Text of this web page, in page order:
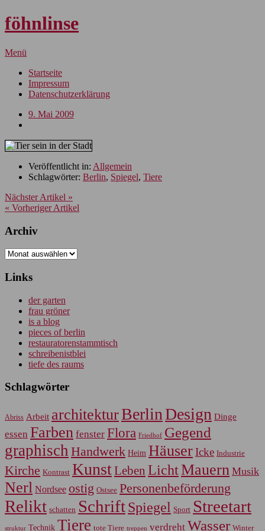
föhnlinse
Menü
Startseite
Impressum
Datenschutzerklärung
9. Mai 2009
Veröffentlicht in: Allgemein
Schlagwörter: Berlin, Spiegel, Tiere
Nächster Artikel »
« Vorheriger Artikel
Archiv
Archiv
Links
der garten
frau gröner
is a blog
pieces of berlin
restauratorenstammtisch
schreibenistblei
tiefe des raums
Schlagwörter
Abriss Arbeit architekturBerlin Design Dinge
essen Farben fenster Flora Friedhof Gegend
graphisch Handwerk Heim HäuserIcke Industrie
Kirche Kontrast KunstLeben LichtMauern Musik
Nerl Nordsee ostig Ostsee Personenbeförderung
Relikt schatten SchriftSpiegel Sport Streetart
struktur Technik Tiere tote Tiere treppen verdreht Wasser Winter